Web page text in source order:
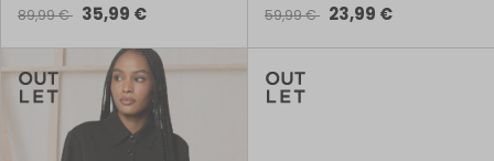
89,99 € 35,99 € 59,99 € 23,99 €